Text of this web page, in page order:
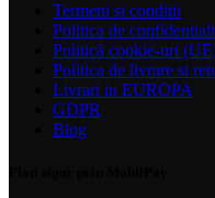
Termeni si conditii
Politica de
Politică cookie-uri
Politica de livrare si
Livrari in EUROPA
GDPR
Blog